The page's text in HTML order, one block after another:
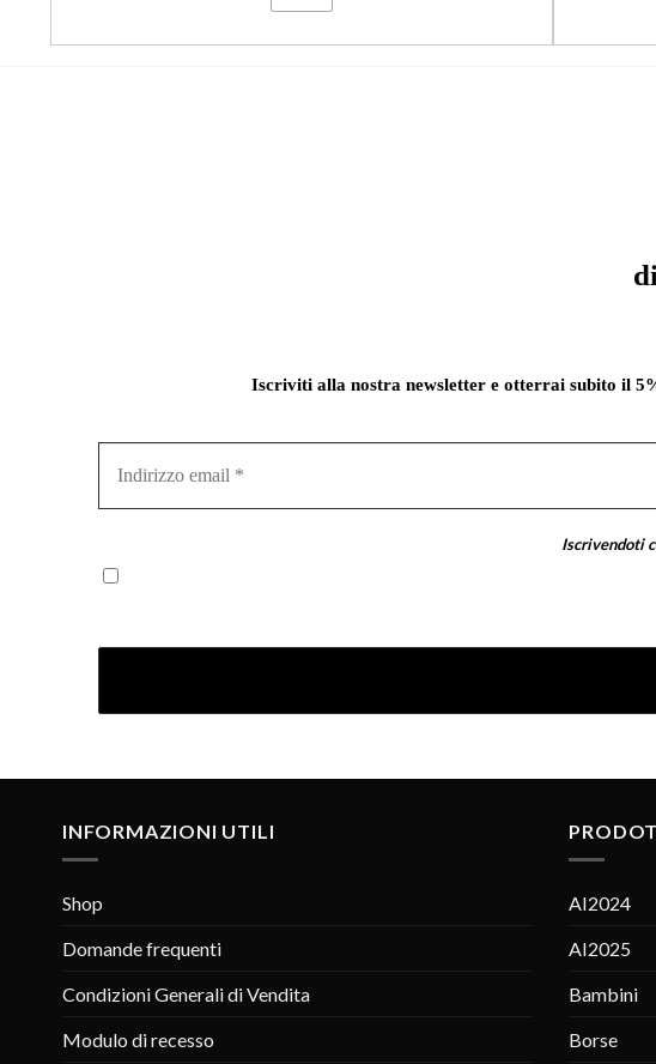
Iscriviti alla nostra newsletter e otterrai subito il
email
Iscrivendoti
INFORMAZIONI UTILI
Shop
Domande frequenti
Condizioni Generali di Vendita
Modulo di recesso
AI2024
AI2025
Bambini
Borse